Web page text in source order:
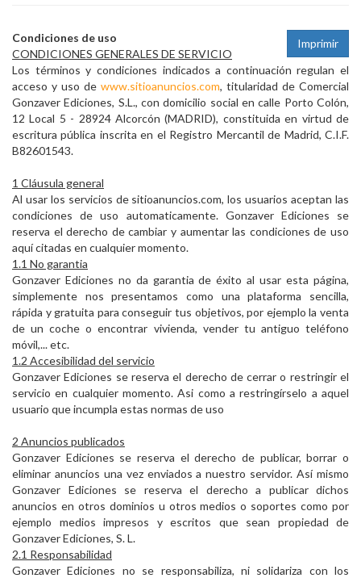
Imprimir
Condiciones de uso
CONDICIONES GENERALES DE SERVICIO
Los términos y condiciones indicados a continuación regulan el
acceso y uso de www.sitioanuncios.com, titularidad de Comercial
Gonzaver Ediciones, S.L., con domicilio social en calle Porto Colón,
12 Local 5 - 28924 Alcorcón (MADRID), constituida en virtud de
escritura pública inscrita en el Registro Mercantil de Madrid, C.I.F.
B82601543.
1 Cláusula general
Al usar los servicios de sitioanuncios.com, los usuarios aceptan las
condiciones de uso automaticamente. Gonzaver Ediciones se
reserva el derecho de cambiar y aumentar las condiciones de uso
aquí citadas en cualquier momento.
1.1 No garantia
Gonzaver Ediciones no da garantia de éxito al usar esta página,
simplemente nos presentamos como una plataforma sencilla,
rápida y gratuita para conseguir tus objetivos, por ejemplo la venta
de un coche o encontrar vivienda, vender tu antiguo teléfono
móvil,... etc.
1.2 Accesibilidad del servicio
Gonzaver Ediciones se reserva el derecho de cerrar o restringir el
servicio en cualquier momento. Asi como a restringírselo a aquel
usuario que incumpla estas normas de uso
2 Anuncios publicados
Gonzaver Ediciones se reserva el derecho de publicar, borrar o
eliminar anuncios una vez enviados a nuestro servidor. Así mismo
Gonzaver Ediciones se reserva el derecho a publicar dichos
anuncios en otros dominios u otros medios o soportes como por
ejemplo medios impresos y escritos que sean propiedad de
Gonzaver Ediciones, S. L.
2.1 Responsabilidad
Gonzaver Ediciones no se responsabiliza, ni solidariza con los